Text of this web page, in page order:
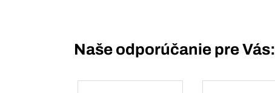
Naše odporúčanie pre Vás: